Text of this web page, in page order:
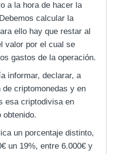
a la hora de hacer la
calcular la
ello hay que restar al
valor por el cual se
gastos de la operación.
informar, declarar, a
de criptomonedas y en
esa criptodivisa en
obtenido.
un porcentaje distinto,
un 19%, entre 6.000€ y